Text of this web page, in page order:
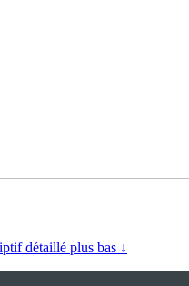
détaillé plus bas ↓